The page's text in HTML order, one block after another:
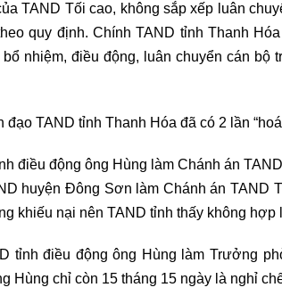
TAND Tối cao, không sắp xếp luân
quy định. Chính TAND tỉnh Thanh
nhiệm, điều động, luân chuyển cán bộ
đạo TAND tỉnh Thanh Hóa đã có 2 lần
điều động ông Hùng làm Chánh án
huyện Đông Sơn làm Chánh án TAND
khiếu nại nên TAND tỉnh thấy không hợp
tỉnh điều động ông Hùng làm Trưởng
Hùng chỉ còn 15 tháng 15 ngày là nghỉ